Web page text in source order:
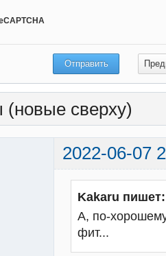
сверху)
2022-06-07
Kakaru пишет:
А, по-
фит...